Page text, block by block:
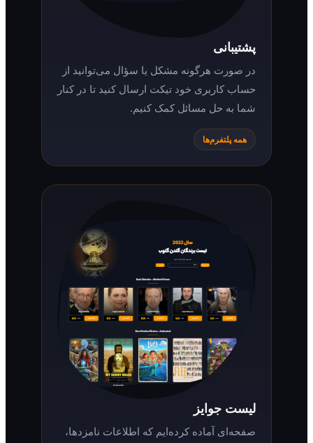
پشتیبانی
در صورت هرگونه مشکل یا سؤال می‌توانید از
حساب کاربری خود تیکت ارسال کنید تا در کنار
شما به حل مسائل کمک کنیم.
همه پلتفرم‌ها
لیست جوایز
صفحه‌ای آماده کرده‌ایم که اطلاعات نامزدها،